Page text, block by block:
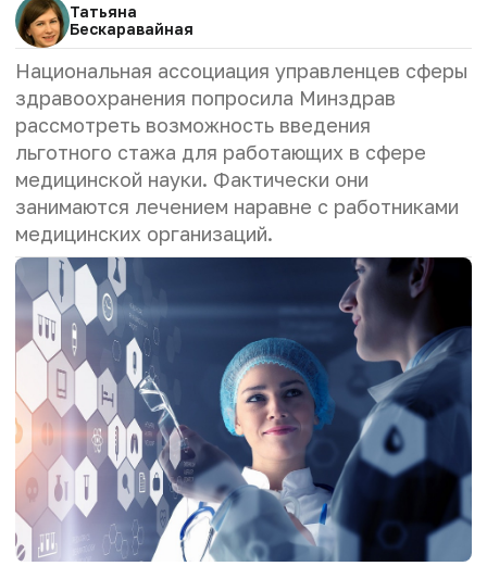
Татьяна
Бескаравайная
Национальная ассоциация управленцев сферы
здравоохранения попросила Минздрав
рассмотреть возможность введения
льготного стажа для работающих в сфере
медицинской науки. Фактически они
занимаются лечением наравне с работниками
медицинских организаций.